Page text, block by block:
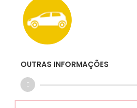
OUTRAS INFORMAÇÕES